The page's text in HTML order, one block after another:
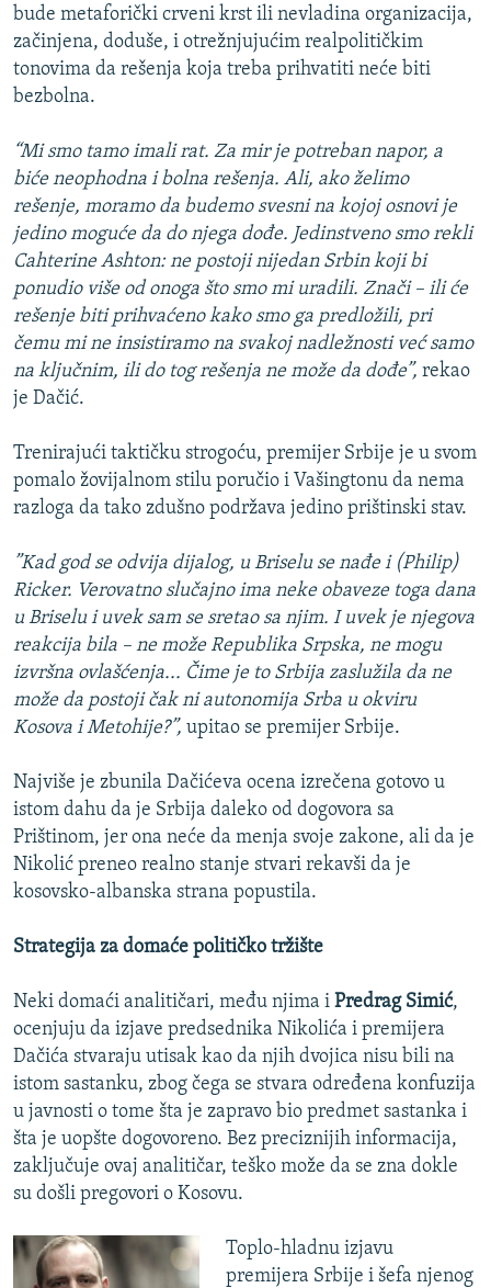
bude metaforički crveni krst ili nevladina organizacija,
začinjena, doduše, i otrežnjujućim realpolitičkim
tonovima da rešenja koja treba prihvatiti neće biti
bezbolna.
“Mi smo tamo imali rat. Za mir je potreban napor, a
biće neophodna i bolna rešenja. Ali, ako želimo
rešenje, moramo da budemo svesni na kojoj osnovi je
jedino moguće da do njega dođe. Jedinstveno smo rekli
Cahterine Ashton: ne postoji nijedan Srbin koji bi
ponudio više od onoga što smo mi uradili. Znači – ili će
rešenje biti prihvaćeno kako smo ga predložili, pri
čemu mi ne insistiramo na svakoj nadležnosti već samo
na ključnim, ili do tog rešenja ne može da dođe”, rekao
je Dačić.
Trenirajući taktičku strogoću, premijer Srbije je u svom
pomalo žovijalnom stilu poručio i Vašingtonu da nema
razloga da tako zdušno podržava jedino prištinski stav.
”Kad god se odvija dijalog, u Briselu se nađe i (Philip)
Ricker. Verovatno slučajno ima neke obaveze toga dana
u Briselu i uvek sam se sretao sa njim. I uvek je njegova
reakcija bila – ne može Republika Srpska, ne mogu
izvršna ovlašćenja... Čime je to Srbija zaslužila da ne
može da postoji čak ni autonomija Srba u okviru
Kosova i Metohije?”, upitao se premijer Srbije.
Najviše je zbunila Dačićeva ocena izrečena gotovo u
istom dahu da je Srbija daleko od dogovora sa
Prištinom, jer ona neće da menja svoje zakone, ali da je
Nikolić preneo realno stanje stvari rekavši da je
kosovsko-albanska strana popustila.
Strategija za domaće političko tržište
Neki domaći analitičari, među njima i Predrag Simić,
ocenjuju da izjave predsednika Nikolića i premijera
Dačića stvaraju utisak kao da njih dvojica nisu bili na
istom sastanku, zbog čega se stvara određena konfuzija
u javnosti o tome šta je zapravo bio predmet sastanka i
šta je uopšte dogovoreno. Bez preciznijih informacija,
zaključuje ovaj analitičar, teško može da se zna dokle
su došli pregovori o Kosovu.
Toplo-hladnu izjavu
premijera Srbije i šefa njenog